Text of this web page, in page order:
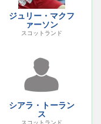
ジュリー・マクフ
ァーソン
スコットランド
シアラ・トーラン
ス
スコットランド